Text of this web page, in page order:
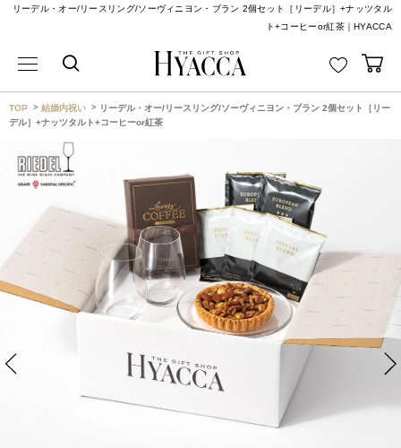
リーデル・オー/リースリング/ソーヴィニヨン・ブラン 2個セット［リーデル］+ナッツタル
ト+コーヒーor紅茶｜HYACCA
TOP 結婚内祝い
リーデル・オー/リースリング/ソーヴィニヨン・ブラン 2個セット［リー
デル］+ナッツタルト+コーヒーor紅茶